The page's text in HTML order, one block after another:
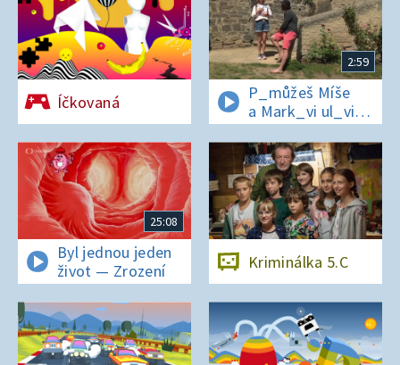
Íčkovaná
2:59
P_můžeš Míše
a Mark_vi ul_vit
hesl_ na zámku
v Nelahezevsi?
25:08
Byl jednou jeden
život — Zrození
Kriminálka 5.C